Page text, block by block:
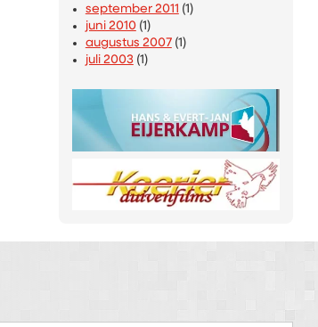
september 2011 (1)
juni 2010(1)
augustus 2007(1)
juli 2003(1)